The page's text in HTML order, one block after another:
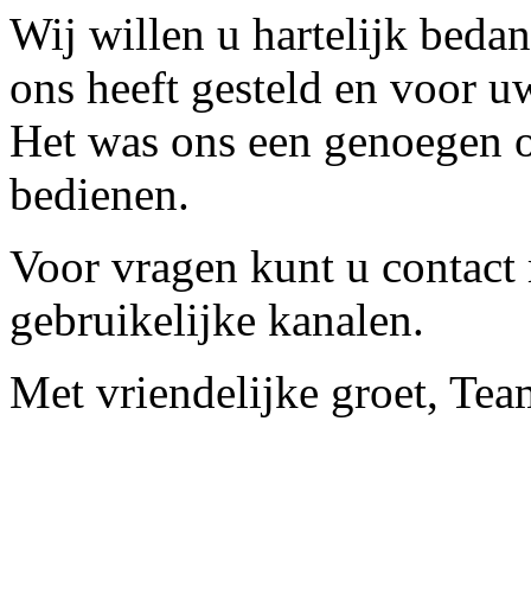
Wij willen u hartelijk
ons heeft gesteld en voor
Het was ons een
bedienen.
Voor vragen kunt u contact
gebruikelijke kanalen.
Met vriendelijke groet,